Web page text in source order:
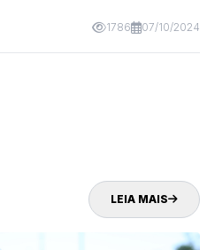
1786 07/10/2024
LEIA MAIS